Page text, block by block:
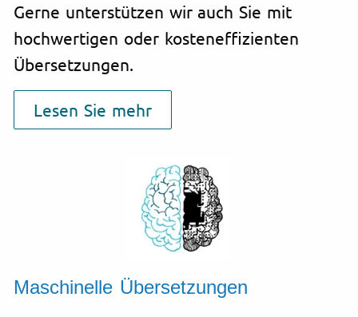
Gerne unterstützen wir auch Sie mit
hochwertigen oder kosteneffizienten
Übersetzungen.
Lesen Sie mehr
Maschinelle Übersetzungen